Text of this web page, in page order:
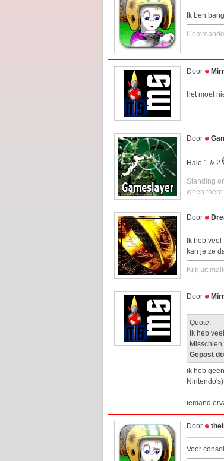
Ik ben
Door
het moet
Door
Halo 1 & 2
Standing
when
Door
Ik heb
kan je ze
Kijk uit
Door
Quote:
Ik heb
Gepost
ik heb
iemand
Door
Voor